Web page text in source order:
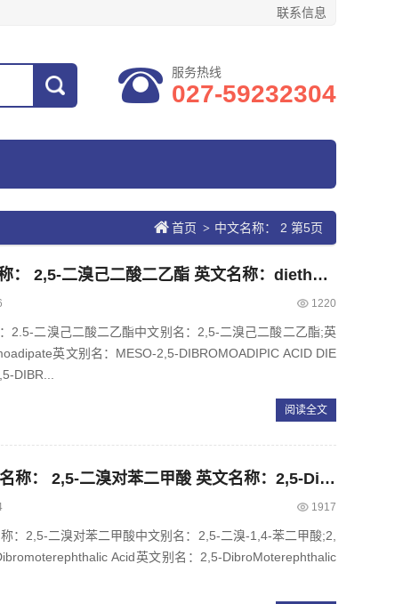
联系信息
服务热线
027-59232304
首页 > 中文名称： 2 第5页
CAS： 869-10-3，中文名称： 2,5-二溴己二酸二乙酯 英文名称：diethyl 2,5-dibromohexanedioate
1220
2.5-二溴己二酸二乙酯中文别名：2,5-二溴己二酸二乙酯;英
英文别名：MESO-2,5-DIBROMOADIPIC ACID DIE
DIBR...
阅读全文
CAS： 13731-82-3，中文名称： 2,5-二溴对苯二甲酸 英文名称：2,5-Dibromoterephthalic acid
1917
：2,5-二溴对苯二甲酸中文别名：2,5-二溴-1,4-苯二甲酸;2,
Acid英文别名：2,5-DibroMoterephthalic